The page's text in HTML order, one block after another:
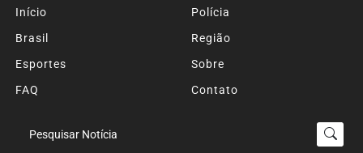
Início
Polícia
Brasil
Região
Esportes
Sobre
FAQ
Contato
Pesquisar Notícia